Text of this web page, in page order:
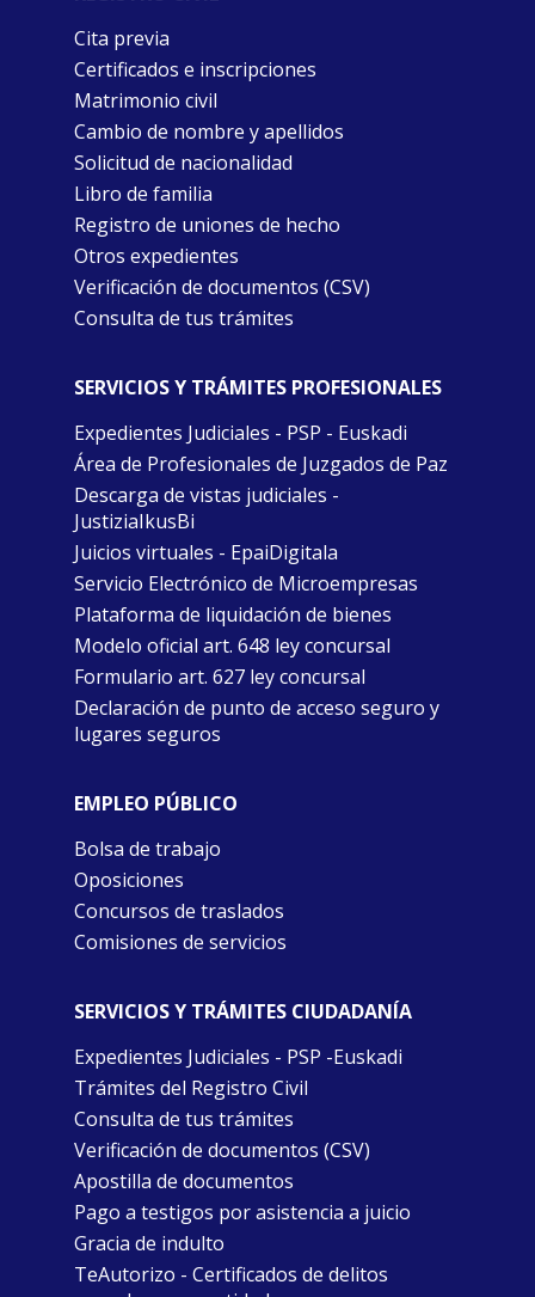
Cita previa
Certificados e inscripciones
Matrimonio civil
Cambio de nombre y apellidos
Solicitud de nacionalidad
Libro de familia
Registro de uniones de hecho
Otros expedientes
Verificación de documentos (CSV)
Consulta de tus trámites
SERVICIOS Y TRÁMITES PROFESIONALES
Expedientes Judiciales - PSP - Euskadi
Área de Profesionales de Juzgados de Paz
Descarga de vistas judiciales -
JustiziaIkusBi
Juicios virtuales - EpaiDigitala
Servicio Electrónico de Microempresas
Plataforma de liquidación de bienes
Modelo oficial art. 648 ley concursal
Formulario art. 627 ley concursal
Declaración de punto de acceso seguro y
lugares seguros
EMPLEO PÚBLICO
Bolsa de trabajo
Oposiciones
Concursos de traslados
Comisiones de servicios
SERVICIOS Y TRÁMITES CIUDADANÍA
Expedientes Judiciales - PSP -Euskadi
Trámites del Registro Civil
Consulta de tus trámites
Verificación de documentos (CSV)
Apostilla de documentos
Pago a testigos por asistencia a juicio
Gracia de indulto
TeAutorizo - Certificados de delitos